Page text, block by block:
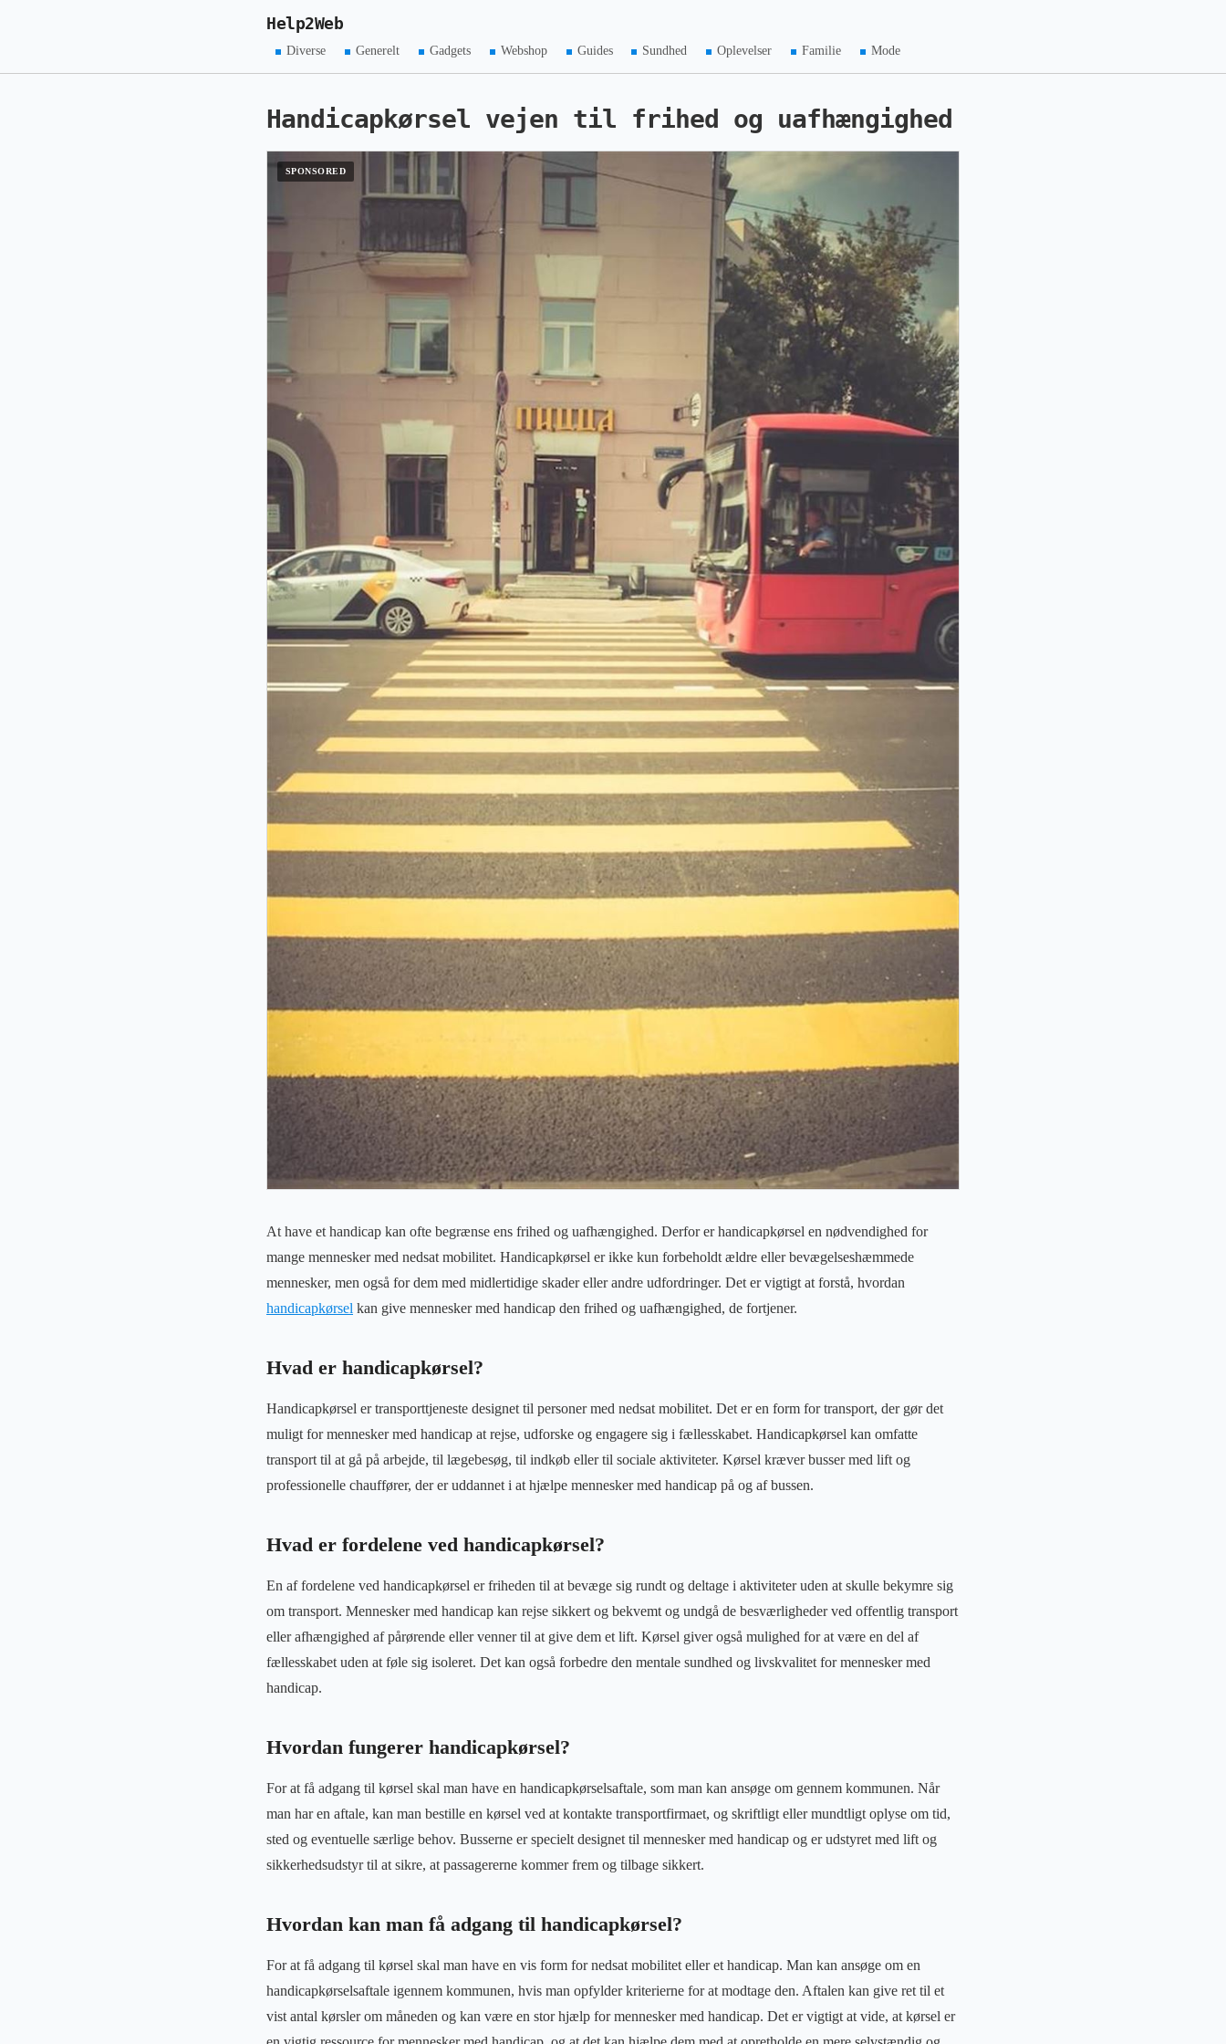
Help2Web
Diverse Generelt Gadgets Webshop Guides Sundhed Oplevelser Familie Mode
Handicapkørsel vejen til frihed og uafhængighed
At have et handicap kan ofte begrænse ens frihed og uafhængighed. Derfor er handicapkørsel en nødvendighed for
mange mennesker med nedsat mobilitet. Handicapkørsel er ikke kun forbeholdt ældre eller bevægelseshæmmede
mennesker, men også for dem med midlertidige skader eller andre udfordringer. Det er vigtigt at forstå, hvordan
handicapkørsel kan give mennesker med handicap den frihed og uafhængighed, de fortjener.
Hvad er handicapkørsel?
Handicapkørsel er transporttjeneste designet til personer med nedsat mobilitet. Det er en form for transport, der gør det
muligt for mennesker med handicap at rejse, udforske og engagere sig i fællesskabet. Handicapkørsel kan omfatte
transport til at gå på arbejde, til lægebesøg, til indkøb eller til sociale aktiviteter. Kørsel kræver busser med lift og
professionelle chauffører, der er uddannet i at hjælpe mennesker med handicap på og af bussen.
Hvad er fordelene ved handicapkørsel?
En af fordelene ved handicapkørsel er friheden til at bevæge sig rundt og deltage i aktiviteter uden at skulle bekymre sig
om transport. Mennesker med handicap kan rejse sikkert og bekvemt og undgå de besværligheder ved offentlig transport
eller afhængighed af pårørende eller venner til at give dem et lift. Kørsel giver også mulighed for at være en del af
fællesskabet uden at føle sig isoleret. Det kan også forbedre den mentale sundhed og livskvalitet for mennesker med
handicap.
Hvordan fungerer handicapkørsel?
For at få adgang til kørsel skal man have en handicapkørselsaftale, som man kan ansøge om gennem kommunen. Når
man har en aftale, kan man bestille en kørsel ved at kontakte transportfirmaet, og skriftligt eller mundtligt oplyse om tid,
sted og eventuelle særlige behov. Busserne er specielt designet til mennesker med handicap og er udstyret med lift og
sikkerhedsudstyr til at sikre, at passagererne kommer frem og tilbage sikkert.
Hvordan kan man få adgang til handicapkørsel?
For at få adgang til kørsel skal man have en vis form for nedsat mobilitet eller et handicap. Man kan ansøge om en
handicapkørselsaftale igennem kommunen, hvis man opfylder kriterierne for at modtage den. Aftalen kan give ret til et
vist antal kørsler om måneden og kan være en stor hjælp for mennesker med handicap. Det er vigtigt at vide, at kørsel er